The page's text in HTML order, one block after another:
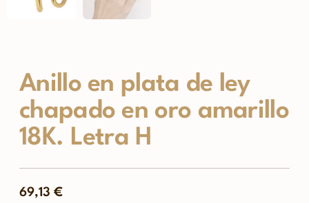
Anillo en plata de ley
chapado en oro amarillo
18K. Letra H
69,13 €